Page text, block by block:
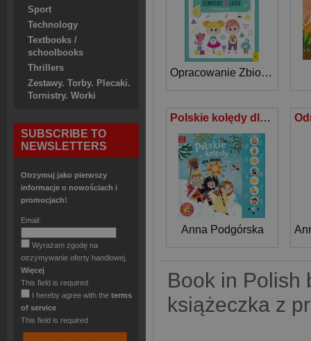
Sport
Technology
Textbooks /
schoolbooks
Thrillers
Zestawy. Torby. Plecaki.
Tornistry. Worki
SUBSCRIBE TO
NEWSLETTERS
Otrzymuj jako pierwszy
informacje o nowościach i
promocjach!
Email:
Wyrażam zgodę na
otrzymywanie oferty handlowej.
Więcej
This field is required
I hereby agree with the terms
of service
This field is required
Opracowanie Zbiorowe
Polskie kolędy dla dzieci. Słuchaj i śpiewaj
Anna Podgórska
Book in Polish
książeczka z